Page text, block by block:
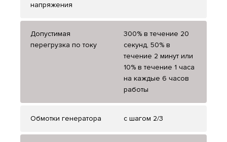
напряжения
Допустимая
перегрузка по току
300% в течение 20
секунд, 50% в
течение 2 минут или
10% в течение 1 часа
на каждые 6 часов
работы
Обмотки генератора с шагом 2/3